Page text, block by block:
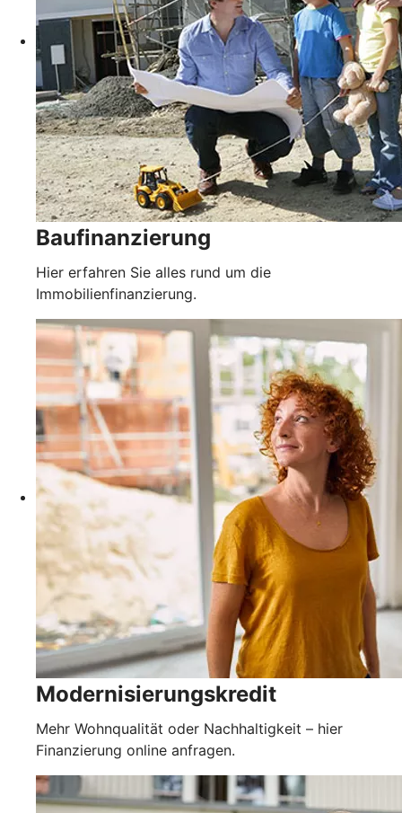
Baufinanzierung
Hier erfahren Sie alles rund um die
Immobilienfinanzierung.
Modernisierungskredit
Mehr Wohnqualität oder Nachhaltigkeit – hier
Finanzierung online anfragen.